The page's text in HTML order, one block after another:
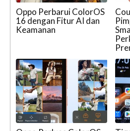
Oppo Perbarui ColorOS
16 dengan Fitur AI dan
Keamanan